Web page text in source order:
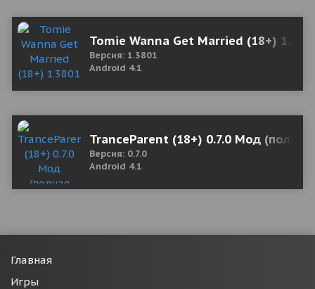
Tomie Wanna Get Married (18+)
Версия: 1.3801
Android 4.1
TranceParent (18+) 0.7.0 Мод (полная
Версия: 0.7.0
Android 4.1
Главная
Игры